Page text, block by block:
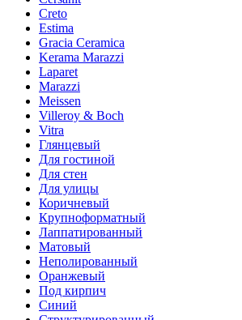
Creto
Estima
Gracia Ceramica
Kerama Marazzi
Laparet
Marazzi
Meissen
Villeroy & Boch
Vitra
Глянцевый
Для гостиной
Для стен
Для улицы
Коричневый
Крупноформатный
Лаппатированный
Матовый
Неполированный
Оранжевый
Под кирпич
Синий